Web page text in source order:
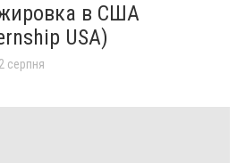
в США
USA)
серпня